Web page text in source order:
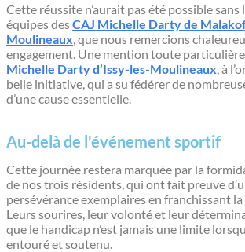
Cette réussite n’aurait pas été possible
équipes desCAJ Michelle Darty de
Moulineaux , que nous remercions
engagement. Une mention toute
Michelle Darty d’Issy-les-Moulineaux , à
belle initiative, qui a su fédérer de
d’une cause essentielle.
Au-delà de l'événement sportif
Cette journée restera marquée par la
de nos trois résidents, qui ont fait preuve
persévérance exemplaires en franchissant la
Leurs sourires, leur volonté et leur
que le handicap n’est jamais une limite
entouré et soutenu.